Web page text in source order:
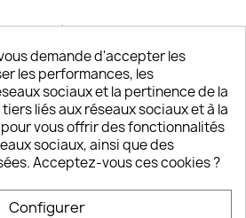
nos clients
92% et 94% de nos clients
écoute
6/7J de 10h à 18H
demande d'accepter les
les performances, les
sociaux et la pertinence de la
liés aux réseaux sociaux et à la
vous offrir des fonctionnalités
sociaux, ainsi que des
Acceptez-vous ces cookies ?
Configurer